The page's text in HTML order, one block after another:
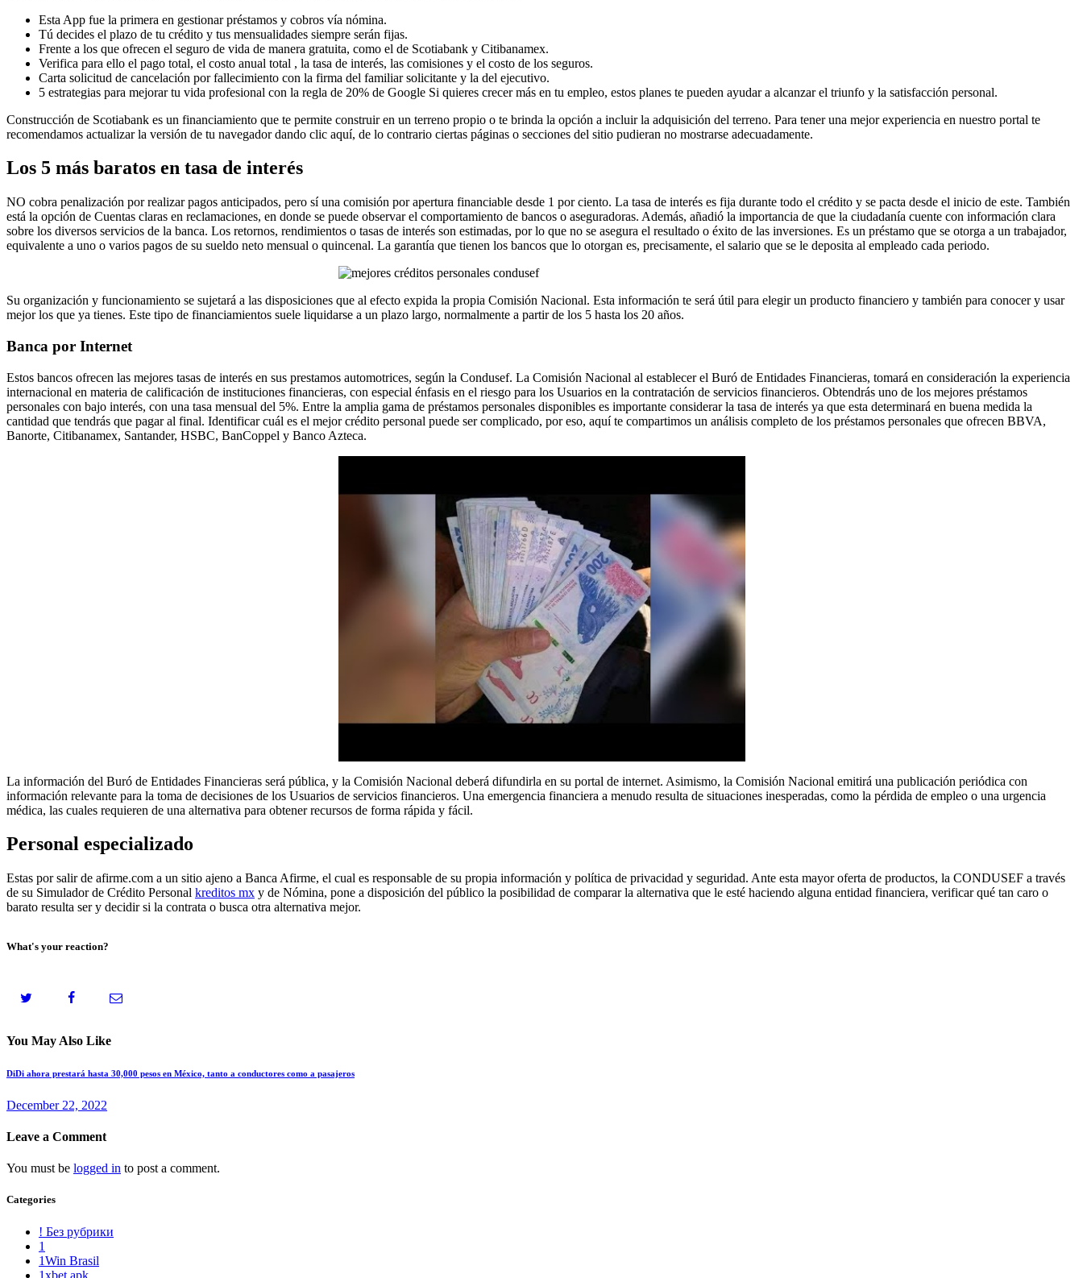
Esta App fue la primera en gestionar préstamos y cobros vía nómina.
Tú decides el plazo de tu crédito y tus mensualidades siempre serán fijas.
Frente a los que ofrecen el seguro de vida de manera gratuita, como el de Scotiabank y Citibanamex.
Verifica para ello el pago total, el costo anual total , la tasa de interés, las comisiones y el costo de los seguros.
Carta solicitud de cancelación por fallecimiento con la firma del familiar solicitante y la del ejecutivo.
5 estrategias para mejorar tu vida profesional con la regla de 20% de Google Si quieres crecer más en tu empleo, estos planes te pueden ayudar a alcanzar el triunfo y la satisfacción personal.
Construcción de Scotiabank es un financiamiento que te permite construir en un terreno propio o te brinda la opción a incluir la adquisición del terreno. Para tener una mejor experiencia en nuestro portal te
recomendamos actualizar la versión de tu navegador dando clic aquí, de lo contrario ciertas páginas o secciones del sitio pudieran no mostrarse adecuadamente.
Los 5 más baratos en tasa de interés
NO cobra penalización por realizar pagos anticipados, pero sí una comisión por apertura financiable desde 1 por ciento. La tasa de interés es fija durante todo el crédito y se pacta desde el inicio de este. También
está la opción de Cuentas claras en reclamaciones, en donde se puede observar el comportamiento de bancos o aseguradoras. Además, añadió la importancia de que la ciudadanía cuente con información clara
sobre los diversos servicios de la banca. Los retornos, rendimientos o tasas de interés son estimadas, por lo que no se asegura el resultado o éxito de las inversiones. Es un préstamo que se otorga a un trabajador,
equivalente a uno o varios pagos de su sueldo neto mensual o quincenal. La garantía que tienen los bancos que lo otorgan es, precisamente, el salario que se le deposita al empleado cada periodo.
Su organización y funcionamiento se sujetará a las disposiciones que al efecto expida la propia Comisión Nacional. Esta información te será útil para elegir un producto financiero y también para conocer y usar
mejor los que ya tienes. Este tipo de financiamientos suele liquidarse a un plazo largo, normalmente a partir de los 5 hasta los 20 años.
Banca por Internet
Estos bancos ofrecen las mejores tasas de interés en sus prestamos automotrices, según la Condusef. La Comisión Nacional al establecer el Buró de Entidades Financieras, tomará en consideración la experiencia
internacional en materia de calificación de instituciones financieras, con especial énfasis en el riesgo para los Usuarios en la contratación de servicios financieros. Obtendrás uno de los mejores préstamos
personales con bajo interés, con una tasa mensual del 5%. Entre la amplia gama de préstamos personales disponibles es importante considerar la tasa de interés ya que esta determinará en buena medida la
cantidad que tendrás que pagar al final. Identificar cuál es el mejor crédito personal puede ser complicado, por eso, aquí te compartimos un análisis completo de los préstamos personales que ofrecen BBVA,
Banorte, Citibanamex, Santander, HSBC, BanCoppel y Banco Azteca.
La información del Buró de Entidades Financieras será pública, y la Comisión Nacional deberá difundirla en su portal de internet. Asimismo, la Comisión Nacional emitirá una publicación periódica con
información relevante para la toma de decisiones de los Usuarios de servicios financieros. Una emergencia financiera a menudo resulta de situaciones inesperadas, como la pérdida de empleo o una urgencia
médica, las cuales requieren de una alternativa para obtener recursos de forma rápida y fácil.
Personal especializado
Estas por salir de afirme.com a un sitio ajeno a Banca Afirme, el cual es responsable de su propia información y política de privacidad y seguridad. Ante esta mayor oferta de productos, la CONDUSEF a través
de su Simulador de Crédito Personal kreditos mx y de Nómina, pone a disposición del público la posibilidad de comparar la alternativa que le esté haciendo alguna entidad financiera, verificar qué tan caro o
barato resulta ser y decidir si la contrata o busca otra alternativa mejor.
What's your reaction?
You May Also Like
DiDi ahora prestará hasta 30,000 pesos en México, tanto a conductores como a pasajeros
December 22, 2022
Leave a Comment
You must be logged in to post a comment.
Categories
! Без рубрики
1
1Win Brasil
1xbet apk